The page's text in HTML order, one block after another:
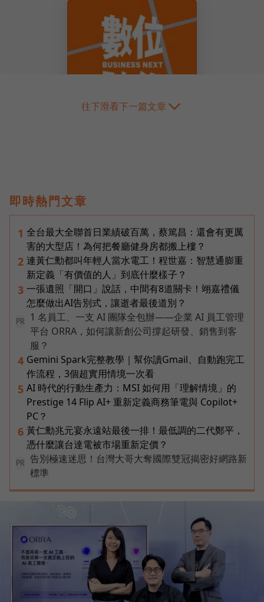
往下滑看下一篇文章
即時熱門文章
1 全台最大全聯首日業績破百萬，蔡篤昌：還會有更厲
害的大型店！為何把餐廳健身房都搬上樓？
2 連黃仁勳都叫年輕人當水電工！程世嘉：智慧通膨重
新定義「有價值的人」到底什麼樣子？
3 一張遺照「開口」說話，中間有8道關卡！翊嘉禮儀
怎麼做出AI告別式，讓逝者最後道別？
PR
1 名員工、一支 AI 團隊全包辦——企業 AI 員工管理
平台 ORRA，如何讓新創公司撐起研發、銷售到客
服？
4 Gemini Spark完整教學｜幫你讀Gmail、自動跑完工
作流程，3個超實用情境一次看
5 AI 時代的行動生產力：MSI 如何用「理解情境」的
Prestige 14 Flip AI+ 重新定義商務筆電與 Copilot+
PC？
6 黃仁勳兆元宴永遠站最後一排！最低調的二代鄭平，
憑什麼讓台達電被市場重新定價？
PR
告別極速迷思！台灣大哥大奪國際雙冠揭密好網路新
標準